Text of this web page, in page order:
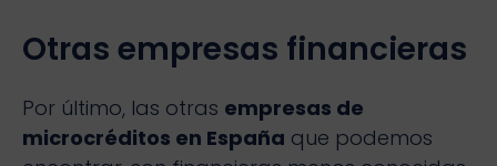
Otras empresas financieras
Por último, las otras empresas de
microcréditos en España que podemos